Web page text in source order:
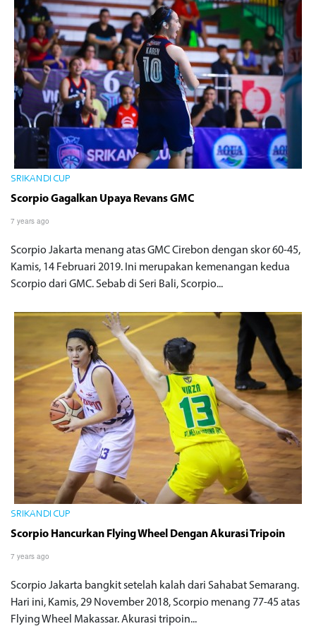
SRIKANDI CUP
Scorpio Gagalkan Upaya Revans GMC
7 years ago
Scorpio Jakarta menang atas GMC Cirebon dengan skor 60-45,
Kamis, 14 Februari 2019. Ini merupakan kemenangan kedua
Scorpio dari GMC. Sebab di Seri Bali, Scorpio...
SRIKANDI CUP
Scorpio Hancurkan Flying Wheel Dengan Akurasi Tripoin
7 years ago
Scorpio Jakarta bangkit setelah kalah dari Sahabat Semarang.
Hari ini, Kamis, 29 November 2018, Scorpio menang 77-45 atas
Flying Wheel Makassar. Akurasi tripoin...